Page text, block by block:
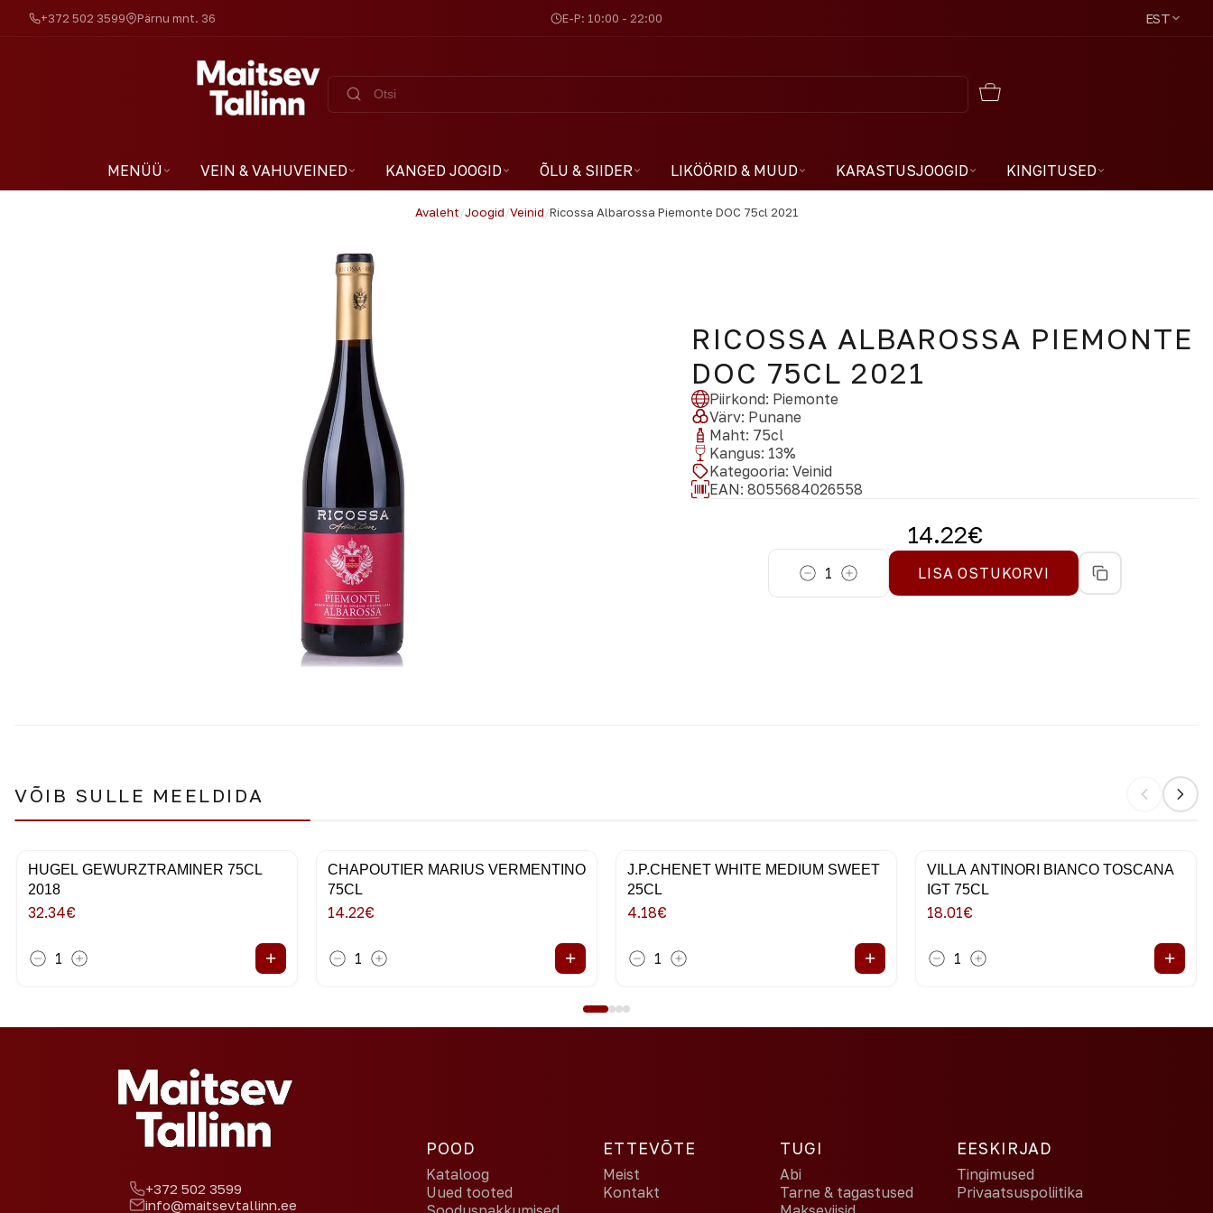
+372 502 3599 Pärnu mnt. 36 E-P: 10:00 - 22:00 EST
MENÜÜ VEIN & VAHUVEINED KANGED JOOGID ÕLU & SIIDER LIKÖÖRID & MUUD KARASTUSJOOGID KINGITUSED
Avaleht/Joogid/Veinid/Ricossa Albarossa Piemonte DOC 75cl 2021
RICOSSA ALBAROSSA PIEMONTE
DOC 75CL 2021
Piirkond: Piemonte
Värv: Punane
Maht: 75cl
Kangus: 13%
Kategooria: Veinid
EAN: 8055684026558
14.22€
1 LISA OSTUKORVI
VÕIB SULLE MEELDIDA
HUGEL GEWURZTRAMINER 75CL
2018
32.34€
1 +
CHAPOUTIER MARIUS VERMENTINO
75CL
14.22€
1 +
J.P.CHENET WHITE MEDIUM SWEET
25CL
4.18€
1 +
VILLA ANTINORI BIANCO TOSCANA
IGT 75CL
18.01€
1 +
+372 502 3599
info@maitsevtallinn.ee
POOD
Kataloog
Uued tooted
ETTEVÕTE
Meist
Kontakt
TUGI
Abi
Tarne & tagastused
EESKIRJAD
Tingimused
Privaatsuspoliitika